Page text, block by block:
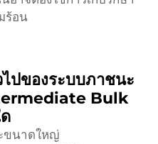
ร้อน
ปของระบบภาชนะ
Bulk
ขนาดใหญ่